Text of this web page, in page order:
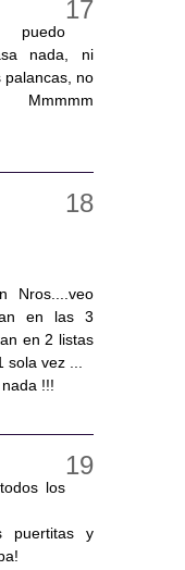
puedo
nada, ni
palancas, no
Mmmmm
Nros....veo
en las 3
en 2 listas
vez ...
!!!
los
puertitas y